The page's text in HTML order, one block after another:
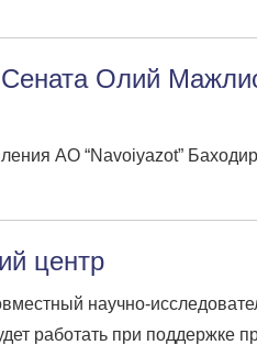
Олий
АО “Navoiyazot”
центр
научно-
работать при поддержке